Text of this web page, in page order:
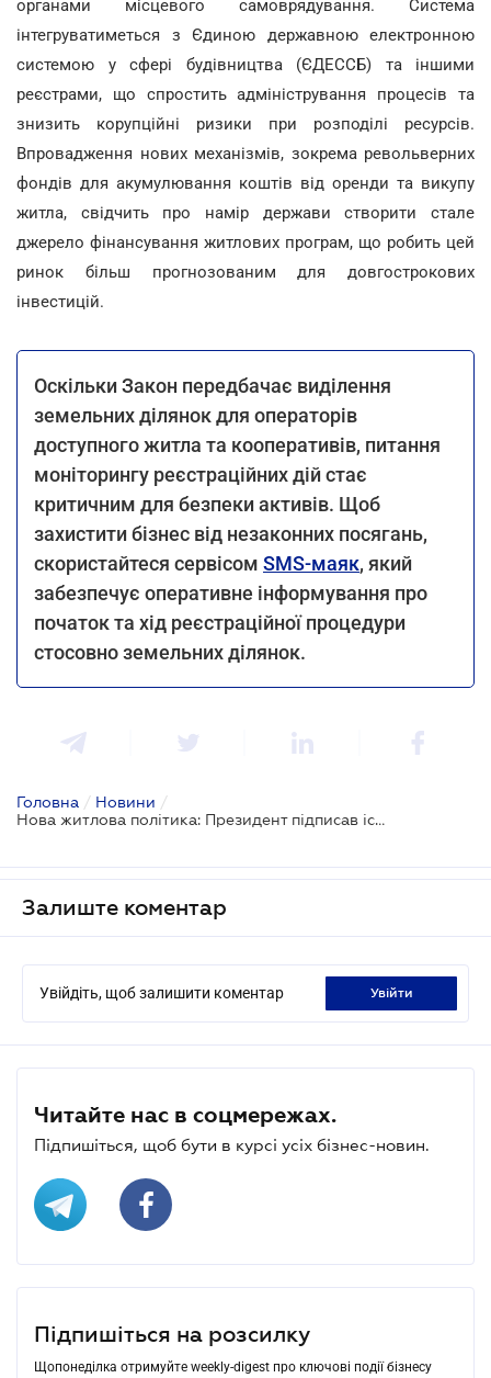
органами місцевого самоврядування. Система
інтегруватиметься з Єдиною державною електронною
системою у сфері будівництва (ЄДЕССБ) та іншими
реєстрами, що спростить адміністрування процесів та
знизить корупційні ризики при розподілі ресурсів.
Впровадження нових механізмів, зокрема револьверних
фондів для акумулювання коштів від оренди та викупу
житла, свідчить про намір держави створити стале
джерело фінансування житлових програм, що робить цей
ринок більш прогнозованим для довгострокових
інвестицій.
Оскільки Закон передбачає виділення
земельних ділянок для операторів
доступного житла та кооперативів, питання
моніторингу реєстраційних дій стає
критичним для безпеки активів. Щоб
захистити бізнес від незаконних посягань,
скористайтеся сервісом SMS-маяк, який
забезпечує оперативне інформування про
початок та хід реєстраційної процедури
стосовно земельних ділянок.
Головна / Новини /
Нова житлова політика: Президент підписав історичний закон
Залиште коментар
Увійдіть, щоб залишити коментар увійти
Читайте нас в соцмережах.
Підпишіться, щоб бути в курсі усіх бізнес-новин.
Підпишіться на розсилку
Щопонеділка отримуйте weekly-digest про ключові події бізнесу